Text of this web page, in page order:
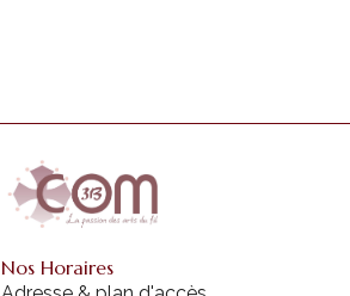
Nos Horaires